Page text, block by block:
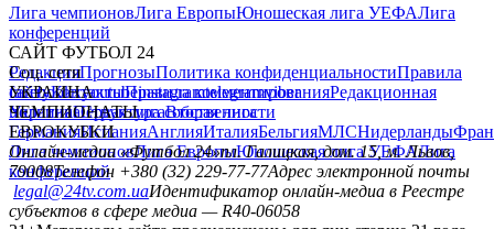
Лига чемпионовЛига ЕвропыЮношеская лига УЕФАЛига
конференций
САЙТ ФУТБОЛ 24
РедакцияПрогнозыПолитика конфиденциальностиПравила
сайтуКонтактыПравила комментированияРедакционная
политикаСтруктура собственности
Соц. сети
facebookxyoutubeinstagramtelegramviber
УКРАИНА
УкраинаПервая лигаВторая лига
ЧЕМПИОНАТЫ
ГерманияИспанияАнглияИталияБельгияМЛСНидерланды
ЕВРОКУБКИ
Лига чемпионовЛига ЕвропыЮношеская лига УЕФАЛига
конференций
Онлайн-медиа «Футбол 24»пл. Галицкая, дом. 15, м. Львов,
79008Телефон +380 (32) 229-77-77Адрес электронной почты
legal@24tv.com.uaИдентификатор онлайн-медиа в Реестре
субъектов в сфере медиа — R40-06058